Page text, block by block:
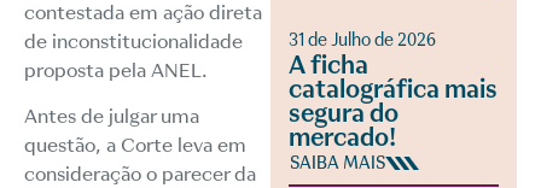
contestada em ação direta
de inconstitucionalidade
proposta pela ANEL.
Antes de julgar uma
questão, a Corte leva em
consideração o parecer da
31 de Julho de 2026
A ficha
catalográfica mais
segura do
mercado!
SAIBA MAIS